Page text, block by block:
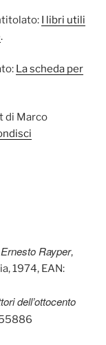
I libri utili
.
La scheda per
di Marco
Rayper,
1974, EAN:
dell’ottocento